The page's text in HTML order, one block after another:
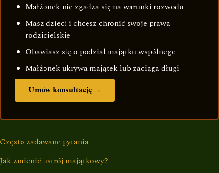
Małżonek nie zgadza się na warunki rozwodu
Masz dzieci i chcesz chronić swoje prawa
rodzicielskie
Obawiasz się o podział majątku wspólnego
Małżonek ukrywa majątek lub zaciąga długi
Umów konsultację →
Często zadawane pytania
Jak zmienić ustrój majątkowy?